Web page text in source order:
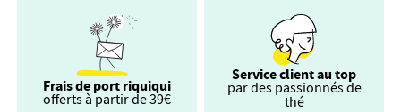
Frais de port riquiqui
offerts à partir de 39€
Service client au top
par des passionnés de
thé